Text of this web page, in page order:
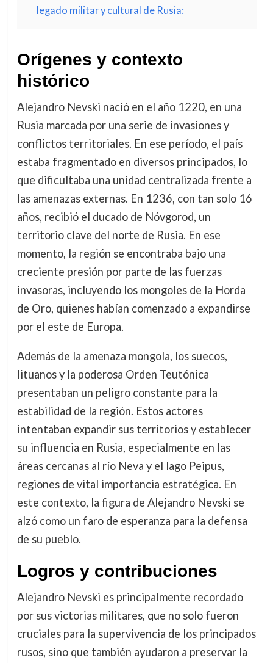
legado militar y cultural de Rusia:
Orígenes y contexto
histórico
Alejandro Nevski nació en el año 1220, en una
Rusia marcada por una serie de invasiones y
conflictos territoriales. En ese período, el país
estaba fragmentado en diversos principados, lo
que dificultaba una unidad centralizada frente a
las amenazas externas. En 1236, con tan solo 16
años, recibió el ducado de Nóvgorod, un
territorio clave del norte de Rusia. En ese
momento, la región se encontraba bajo una
creciente presión por parte de las fuerzas
invasoras, incluyendo los mongoles de la Horda
de Oro, quienes habían comenzado a expandirse
por el este de Europa.
Además de la amenaza mongola, los suecos,
lituanos y la poderosa Orden Teutónica
presentaban un peligro constante para la
estabilidad de la región. Estos actores
intentaban expandir sus territorios y establecer
su influencia en Rusia, especialmente en las
áreas cercanas al río Neva y el lago Peipus,
regiones de vital importancia estratégica. En
este contexto, la figura de Alejandro Nevski se
alzó como un faro de esperanza para la defensa
de su pueblo.
Logros y contribuciones
Alejandro Nevski es principalmente recordado
por sus victorias militares, que no solo fueron
cruciales para la supervivencia de los principados
rusos, sino que también ayudaron a preservar la